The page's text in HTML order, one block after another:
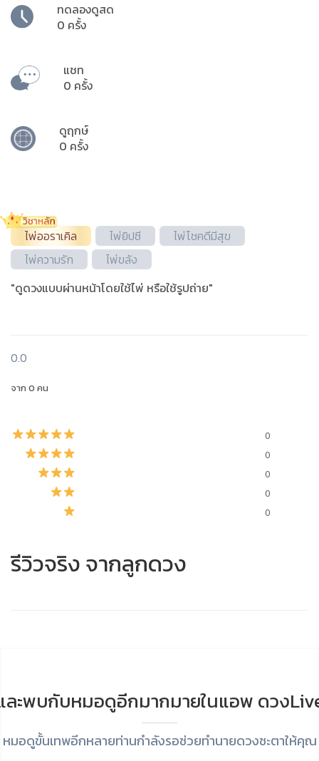
ทดลองดูสด
0 ครั้ง
แชท
0 ครั้ง
ดูฤกษ์
0 ครั้ง
ไพ่ออราเคิล ไพ่ยิปซี
ไพ่โชคดีมีสุข
ไพ่ความรัก
ไพ่ขลัง
"ดูดวงแบบผ่านหน้าโดยใช้ไพ่ หรือใช้รูปถ่าย"
0.0
จาก 0 คน
0
0
0
0
0
รีวิวจริง จากลูกดวง
ละพบกับหมอดูอีกมากมายในแอพ ดวง
หมอดูขั้นเทพอีกหลายท่านกำลังรอช่วยทำนายดวงชะตาให้คุณ